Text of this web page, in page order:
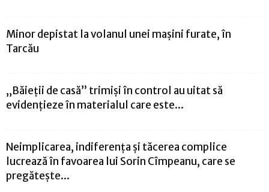
Minor depistat la volanul unei mașini furate, în
Tarcău
„Băieții de casă” trimiși în control au uitat să
evidențieze în materialul care este...
Neimplicarea, indiferența și tăcerea complice
lucrează în favoarea lui Sorin Cîmpeanu, care se
pregătește...